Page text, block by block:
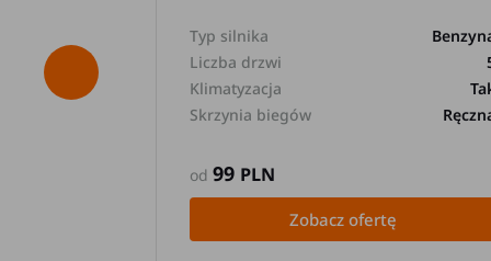
Typ silnika
Liczba drzwi
Klimatyzacja
Skrzynia biegów
od99 PLN
Zobacz ofertę